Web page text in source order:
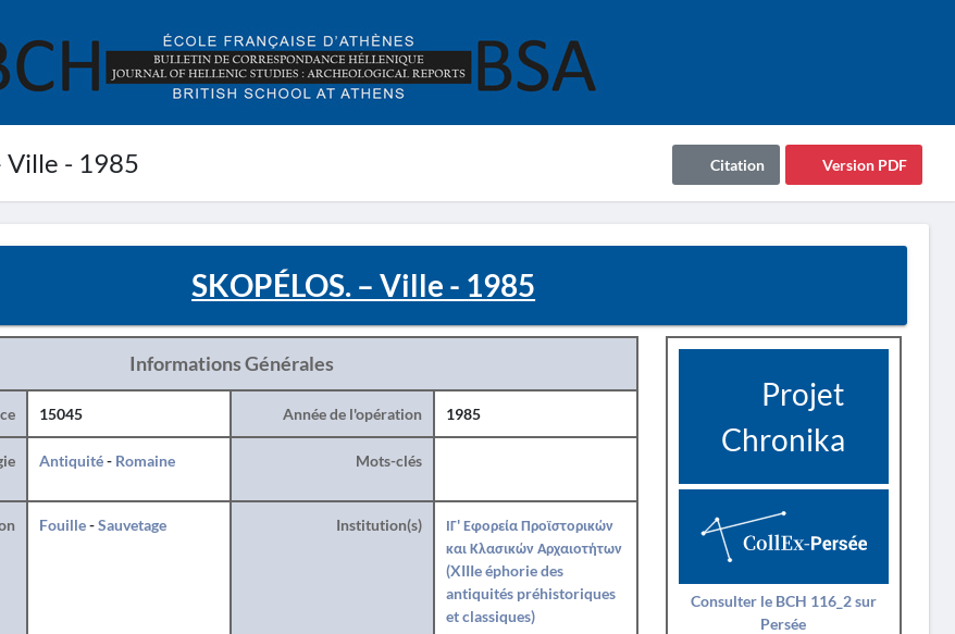
Ville - 1985 Version PDF
Citation
SKOPÉLOS. – Ville - 1985
Informations Générales
15045 Année de l'opération 1985
Antiquité- Romaine Mots-clés
Fouille-Sauvetage Institution(s)
ΙΓ' Εφορεία Προϊστορικών
και Κλασικών Αρχαιοτήτων
(XIIIe éphorie des
antiquités préhistoriques
et classiques)
Projet
Chronika
Consulter le BCH 116_2 sur
Persée